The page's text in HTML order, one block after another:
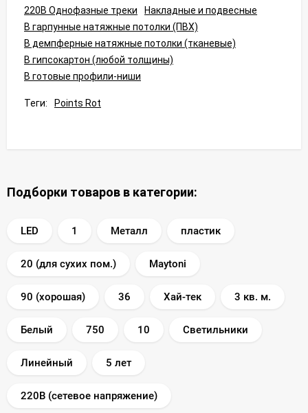
220В Однофазные треки
Накладные и подвесные
В гарпунные натяжные потолки (ПВХ)
В демпферные натяжные потолки (тканевые)
В гипсокартон (любой толщины)
В готовые профили-ниши
Теги: Points Rot
Подборки товаров в категории:
LED 1 Металл пластик
20 (для сухих пом.) Maytoni
90 (хорошая) 36 Хай-тек 3 кв. м.
Белый 750 10 Светильники
Линейный 5 лет
220В (сетевое напряжение)